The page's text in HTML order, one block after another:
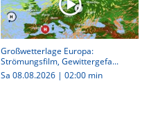
Großwetterlage Europa:
Strömungsfilm, Gewittergefa...
Sa 08.08.2026 | 02:00 min